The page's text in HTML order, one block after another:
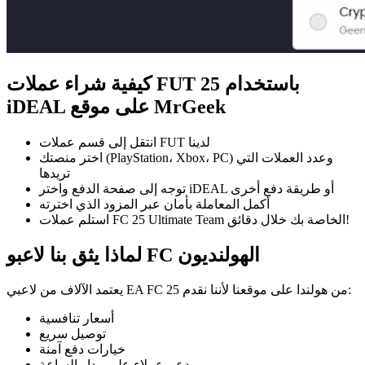
كيفية شراء عملات FUT 25 باستخدام
iDEAL على موقع MrGeek
انتقل إلى قسم عملات FUT لدينا
اختر منصتك (PlayStation، Xbox، PC) وعدد العملات التي
تريدها
توجه إلى صفحة الدفع واختر iDEAL أو طريقة دفع أخرى
أكمل المعاملة بأمان عبر المزود الذي اخترته
استلم عملات FC 25 Ultimate Team الخاصة بك خلال دقائق!
لماذا يثق بنا لاعبو FC الهولنديون
يعتمد الآلاف من لاعبي EA FC 25 من هولندا على موقعنا لأننا نقدم:
أسعار تنافسية
توصيل سريع
خيارات دفع آمنة